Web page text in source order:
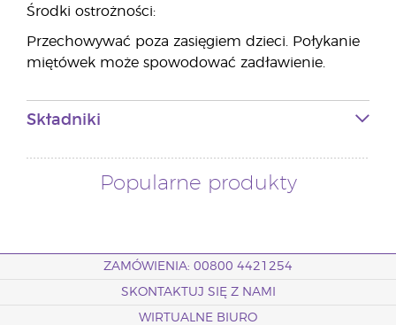
Środki ostrożności:
Przechowywać poza zasięgiem dzieci. Połykanie
miętówek może spowodować zadławienie.
Składniki
Popularne produkty
ZAMÓWIENIA: 00800 4421254
SKONTAKTUJ SIĘ Z NAMI
WIRTUALNE BIURO